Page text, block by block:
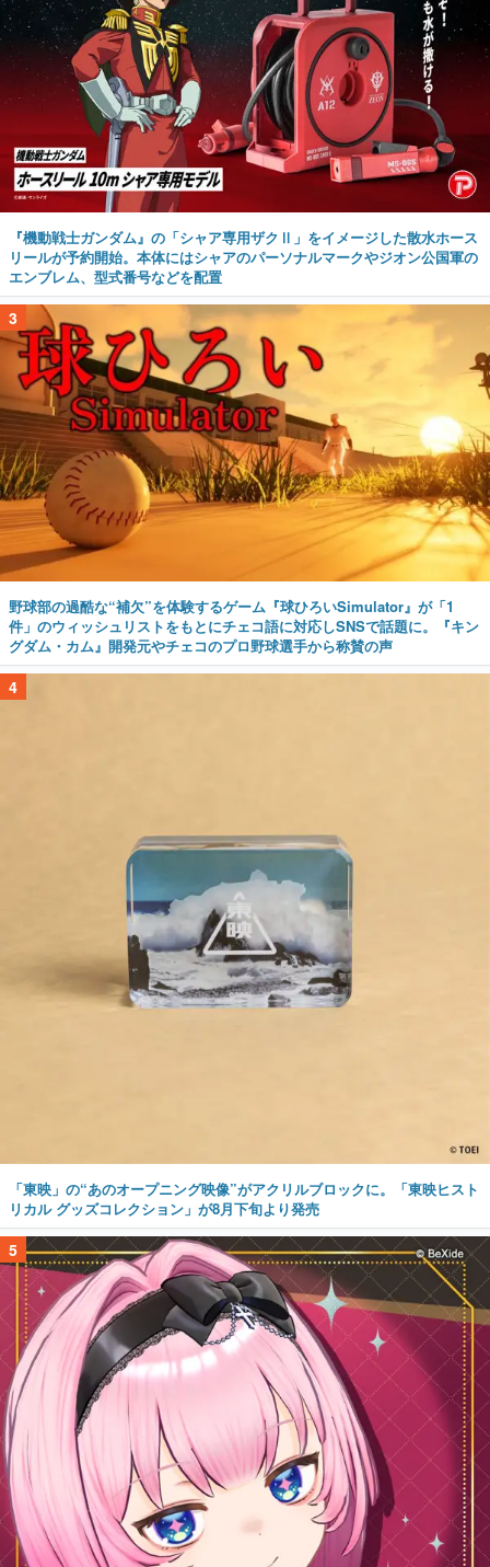
『機動戦士ガンダム』の「シャア専用ザクⅡ」をイメージした散水ホース
リールが予約開始。本体にはシャアのパーソナルマークやジオン公国軍の
エンブレム、型式番号などを配置
3
野球部の過酷な“補欠”を体験するゲーム『球ひろいSimulator』が「1
件」のウィッシュリストをもとにチェコ語に対応しSNSで話題に。『キン
グダム・カム』開発元やチェコのプロ野球選手から称賛の声
4
「東映」の“あのオープニング映像”がアクリルブロックに。「東映ヒスト
リカル グッズコレクション」が8月下旬より発売
5